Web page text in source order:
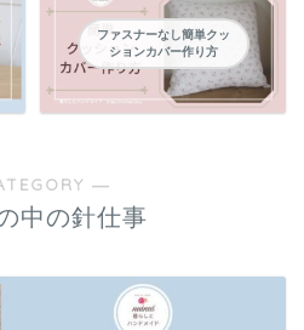
ファスナーなし簡単クッ
ションカバー作り方
―
中の針仕事